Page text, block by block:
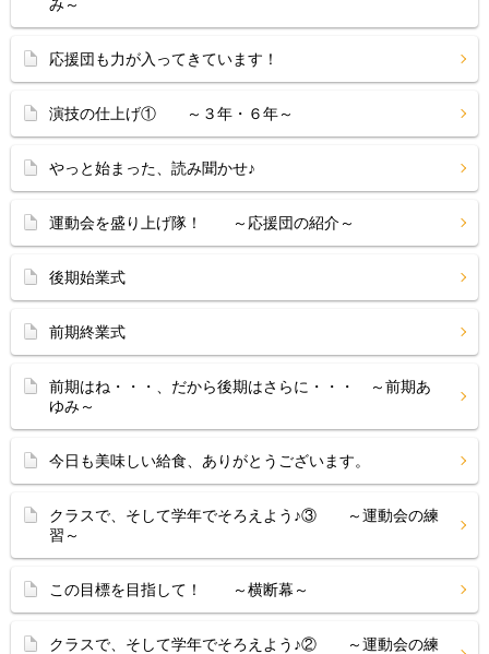
み～
応援団も力が入ってきています！
演技の仕上げ① ～３年・６年～
やっと始まった、読み聞かせ♪
運動会を盛り上げ隊！ ～応援団の紹介～
後期始業式
前期終業式
前期はね・・・、だから後期はさらに・・・ ～前期あ
ゆみ～
今日も美味しい給食、ありがとうございます。
クラスで、そして学年でそろえよう♪③ ～運動会の練
習～
この目標を目指して！ ～横断幕～
クラスで、そして学年でそろえよう♪② ～運動会の練